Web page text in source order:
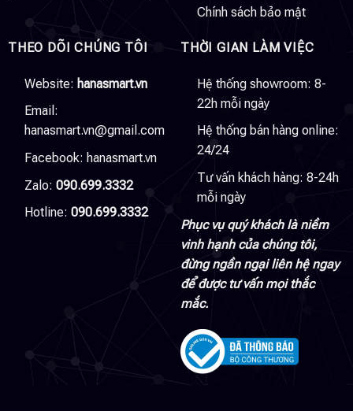
Chính sách bảo mật
THEO DÕI CHÚNG TÔI
Website: hanasmart.vn
Email:
hanasmart.vn@gmail.com
Facebook: hanasmart.vn
Zalo: 090.699.3332
Hotline: 090.699.3332
THỜI GIAN LÀM VIỆC
Hệ thống showroom: 8-
22h mỗi ngày
Hệ thống bán hàng online:
24/24
Tư vấn khách hàng: 8-24h
mỗi ngày
Phục vụ quý khách là niềm
vinh hạnh của chúng tôi,
đừng ngần ngại liên hệ ngay
để được tư vấn mọi thắc
mắc.